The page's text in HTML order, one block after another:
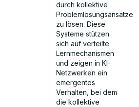
durch kollektive
Problemlösungsansätze
zu lösen. Diese
Systeme stützen
sich auf verteilte
Lernmechanismen
und zeigen in KI-
Netzwerken ein
emergentes
Verhalten, bei dem
die kollektive